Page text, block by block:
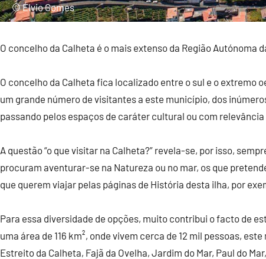
© Élvio Gomes
O concelho da Calheta é o mais extenso da Região
O concelho da Calheta fica localizado entre o sul e o extremo
um grande número de visitantes a este município, dos
passando pelos espaços de caráter cultural ou com
A questão “o que visitar na Calheta?” revela-se, por isso,
procuram aventurar-se na Natureza ou no mar, os que
que querem viajar pelas páginas de História desta ilha, por
Para essa diversidade de opções, muito contribui o facto de
uma área de 116 km², onde vivem cerca de 12 mil pessoas,
Estreito da Calheta, Fajã da Ovelha, Jardim do Mar, Paul do